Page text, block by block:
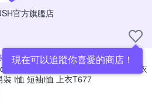
官方旗艦店
現在可以追蹤你喜愛的商店！
t恤短袖t恤上衣T677
台灣發貨韓版寬鬆舒適紋路短袖上衣
裝 t恤 短袖t恤 上衣T677